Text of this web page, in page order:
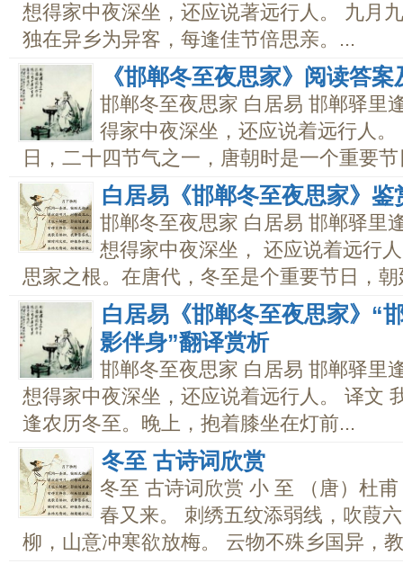
想得家中夜深坐，还应说著远行人。 九月
独在异乡为异客，每逢佳节倍思亲。...
《邯郸冬至夜思家》阅读答
邯郸冬至夜思家 白居易 邯郸驿里
得家中夜深坐，还应说着远行人
日，二十四节气之一，唐朝时是一个重要节
白居易《邯郸冬至夜思家》鉴
邯郸冬至夜思家 白居易 邯郸驿里
想得家中夜深坐， 还应说着远行
思家之根。在唐代，冬至是个重要节日，朝
白居易《邯郸冬至夜思家》“
影伴身”翻译赏析
邯郸冬至夜思家 白居易 邯郸驿里
想得家中夜深坐，还应说着远行人。 译文
逢农历冬至。晚上，抱着膝坐在灯前...
冬至 古诗词欣赏
冬至 古诗词欣赏 小 至 （唐）杜
春又来。 刺绣五纹添弱线，吹葭
柳，山意冲寒欲放梅。 云物不殊乡国异，